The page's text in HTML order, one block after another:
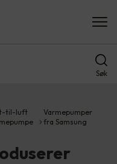
Søk
til-luft
Varmepumper
fra Samsung